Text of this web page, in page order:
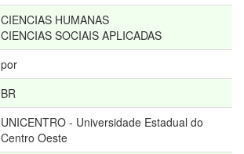
CIENCIAS HUMANAS
CIENCIAS SOCIAIS APLICADAS
por
BR
UNICENTRO - Universidade Estadual do
Centro Oeste